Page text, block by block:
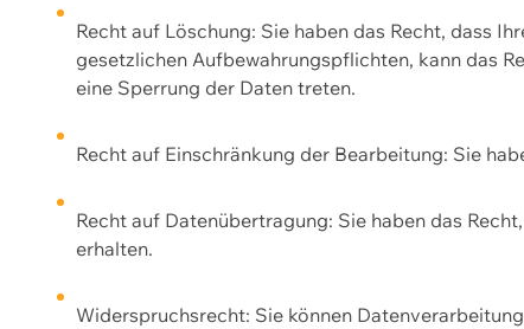
Recht auf Löschung: Sie haben das Recht, dass
gesetzlichen Aufbewahrungspflichten, kann das
eine Sperrung der Daten treten.
Recht auf Einschränkung der Bearbeitung: Sie
Recht auf Datenübertragung: Sie haben das
erhalten.
Widerspruchsrecht: Sie können